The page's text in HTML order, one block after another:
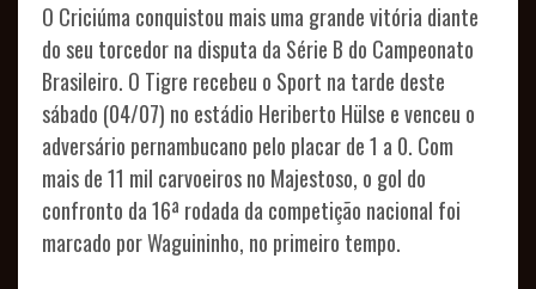
SÓCIOS
VANTAGENS
PLANOS
SÓCIO
O Criciúma conquistou mais uma grande vitória diante
do seu torcedor na disputa da Série B do Campeonato
Brasileiro. O Tigre recebeu o Sport na tarde deste
sábado (04/07) no estádio Heriberto Hülse e venceu o
adversário pernambucano pelo placar de 1 a 0. Com
mais de 11 mil carvoeiros no Majestoso, o gol do
confronto da 16ª rodada da competição nacional foi
marcado por Waguininho, no primeiro tempo.